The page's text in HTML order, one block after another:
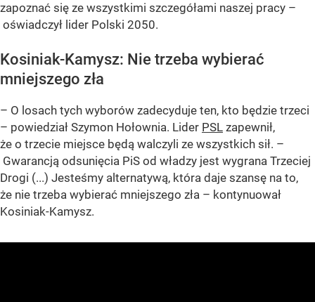
zapoznać się ze wszystkimi szczegółami naszej pracy –
oświadczył lider Polski 2050.
Kosiniak-Kamysz: Nie trzeba wybierać
mniejszego zła
– O losach tych wyborów zadecyduje ten, kto będzie trzeci
– powiedział Szymon Hołownia. Lider PSL zapewnił,
że o trzecie miejsce będą walczyli ze wszystkich sił. –
Gwarancją odsunięcia PiS od władzy jest wygrana Trzeciej
Drogi (...) Jesteśmy alternatywą, która daje szansę na to,
że nie trzeba wybierać mniejszego zła – kontynuował
Kosiniak-Kamysz.